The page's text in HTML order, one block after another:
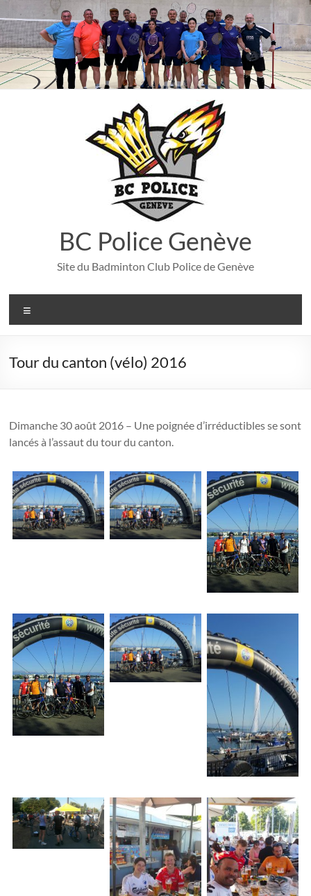
Aller
au
contenu
BC Police Genève
Site du Badminton Club Police de Genève
Tour du canton (vélo) 2016
Dimanche 30 août 2016 – Une poignée d’irréductibles se sont
lancés à l’assaut du tour du canton.